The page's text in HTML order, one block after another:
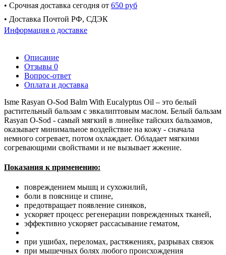
• Срочная доставка сегодня от 650 руб
• Доставка Почтой РФ, СДЭК
Информация о доставке
Описание
Отзывы 0
Вопрос-ответ
Оплата и доставка
Isme Rasyan O-Sod Balm With Eucalyptus Oil – это белый
растительный бальзам с эвкалиптовым маслом. Белый бальзам
Rasyan O-Sod - самый мягкий в линейке тайских бальзамов,
оказывает минимальное воздействие на кожу - сначала
немного согревает, потом охлаждает. Обладает мягкими
согревающими свойствами и не вызывает жжение.
Показания к применению:
повреждением мышц и сухожилий,
боли в пояснице и спине,
предотвращает появление синяков,
ускоряет процесс регенерации поврежденных тканей,
эффективно ускоряет рассасывание гематом,
при ушибах, переломах, растяжениях, разрывах связок
при мышечных болях любого происхождения